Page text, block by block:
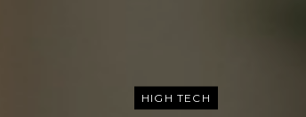
HIGH TECH